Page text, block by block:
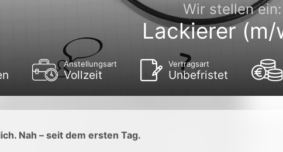
Wir stellen ein:
Lackierer (m/
Anstellungsart
Vollzeit
Vertragsart
Unbefristet
Nah – seit dem ersten Tag.